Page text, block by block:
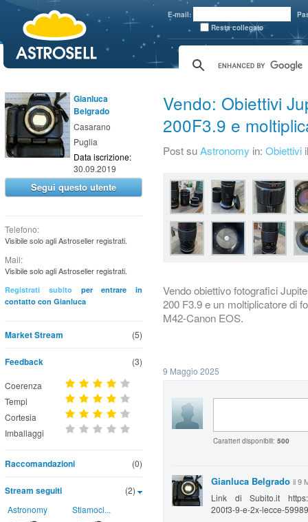
E-mail:
Resta collegato
Gianluca
Belgrado
Casarano
Puglia
Data iscrizione:
30.09.2019
Segui questo utente
Telefono:
Visibile solo agli Astroseller registrati.
Mail:
Visibile solo agli Astroseller registrati.
Registrati subitoper entrare in
contatto con Gianluca
(5)
Market Stream
Feedback (3)
Coerenza
Tempi
Cortesia
Imballaggi
(0)
Raccomandazioni
(2)
Stream seguiti
Astronomy Stiamoci...
Vendo: Obiettivi
200F3.9 e
Post suAstronomy in: Obiettivi
Vendo obiettivo fotografici
200 F3.9 e un moltiplicatore di
M42-Canon EOS.
9 Maggio 2025
Caratteri disponibili: 500
Gianluca Belgrado il 9
Link di Subito.it https://
200f3-9-e-2x-lecce-